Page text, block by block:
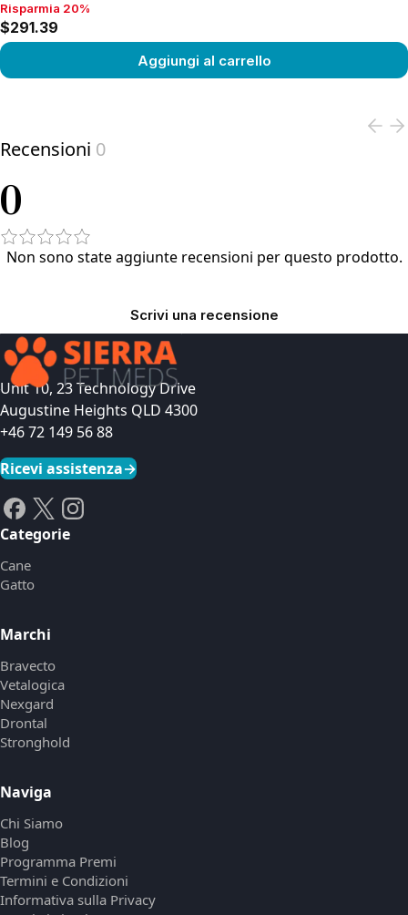
Risparmia 20%, $291.39
Risparmia 20%
$291.39
Aggiungi al carrello
Recensioni 0
0
Non sono state aggiunte recensioni per questo prodotto.
Scrivi una recensione
Unit 10, 23 Technology Drive
Augustine Heights QLD 4300
+46 72 149 56 88
Ricevi assistenza→
Categorie
Cane
Gatto
Marchi
Bravecto
Vetalogica
Nexgard
Drontal
Stronghold
Naviga
Chi Siamo
Blog
Programma Premi
Termini e Condizioni
Informativa sulla Privacy